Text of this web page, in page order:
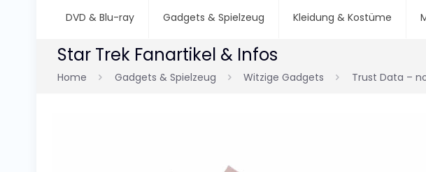
DVD & Blu-ray Gadgets & Spielzeug Kleidung & Kostüme
Star Trek Fanartikel & Infos
Home Gadgets & Spielzeug Witzige Gadgets Trust Data –